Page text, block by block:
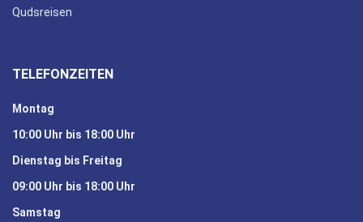
Qudsreisen
TELEFONZEITEN
Montag
10:00 Uhr bis 18:00 Uhr
Dienstag bis Freitag
09:00 Uhr bis 18:00 Uhr
Samstag